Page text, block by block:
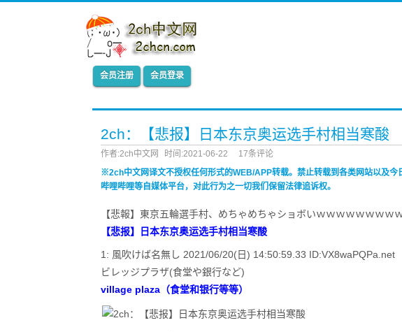
会员注册 会员登录
2ch：【悲报】日本东京奥运选手村相当寒酸
作者:2ch中文网 时间:2021-06-22
17条评论
※2ch中文网译文不授权任何形式的WEB/APP转载。禁止转载到各类网站以及今
哔哩哔哩等自媒体平台，对此行为之一切我们保留法律追诉权。
【悲報】東京五輪選手村、めちゃめちゃショボいｗｗｗｗｗｗｗｗ
【悲报】日本东京奥运选手村相当寒酸
1: 風吹けば名無し 2021/06/20(日) 14:50:59.33 ID:VX8waPQPa.net
ビレッジプラザ(食堂や銀行など)
village plaza（食堂和银行等等）